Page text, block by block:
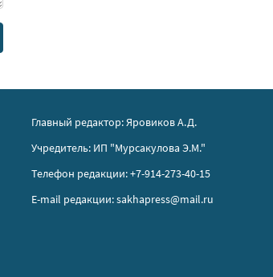
Главный редактор: Яровиков А.Д.
Учредитель: ИП "Мурсакулова Э.М."
Телефон редакции: +7-914-273-40-15
E-mail редакции: sakhapress@mail.ru